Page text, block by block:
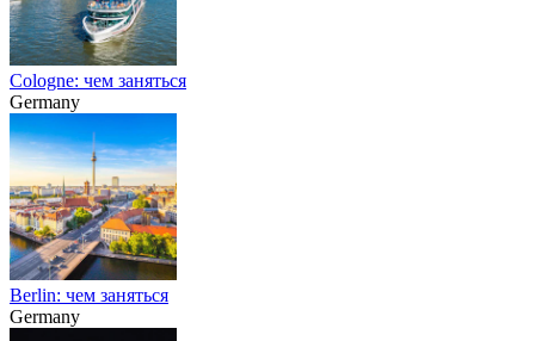
Cologne: чем заняться
Germany
Berlin: чем заняться
Germany